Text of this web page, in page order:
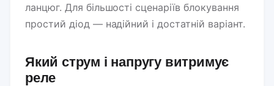
ланцюг. Для більшості сценаріїв блокування
простий діод — надійний і достатній варіант.
Який струм і напругу витримує
реле